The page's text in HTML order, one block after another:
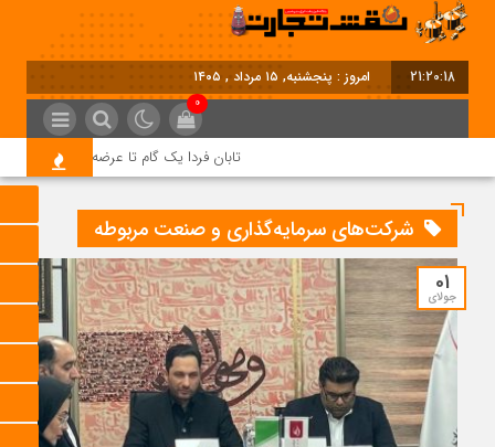
21:20:19 امروز : پنجشنبه, ۱۵ مرداد , ۱۴۰۵
0
تابان فردا یک گام تا عرضه اولیه؛ نماد
شرکت‌های سرمایه‌گذاری و صنعت مربوطه
01
جولای